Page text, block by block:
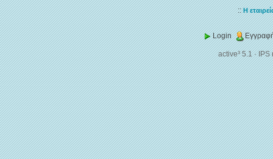
::Η
Login
active³ 5.1·IPS